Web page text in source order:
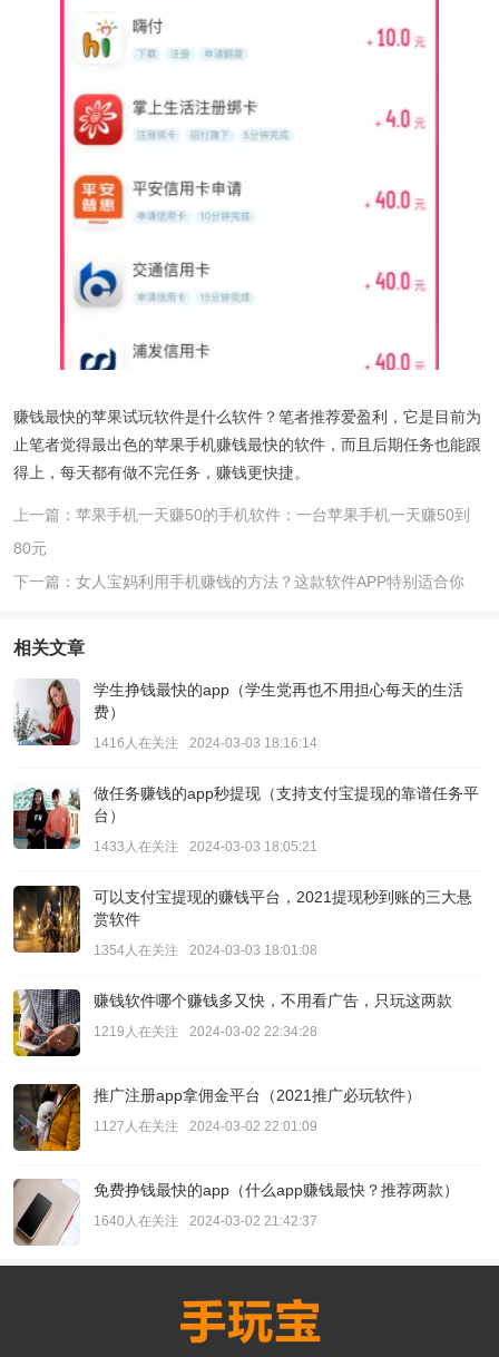
赚钱最快的苹果试玩软件是什么软件？笔者推荐爱盈利，它是目前为
止笔者觉得最出色的苹果手机赚钱最快的软件，而且后期任务也能跟
得上，每天都有做不完任务，赚钱更快捷。
上一篇：苹果手机一天赚50的手机软件：一台苹果手机一天赚50到
80元
下一篇：女人宝妈利用手机赚钱的方法？这款软件APP特别适合你
相关文章
学生挣钱最快的app（学生党再也不用担心每天的生活
费）
1416人在关注 2024-03-03 18:16:14
做任务赚钱的app秒提现（支持支付宝提现的靠谱任务平
台）
1433人在关注 2024-03-03 18:05:21
可以支付宝提现的赚钱平台，2021提现秒到账的三大悬
赏软件
1354人在关注 2024-03-03 18:01:08
赚钱软件哪个赚钱多又快，不用看广告，只玩这两款
1219人在关注 2024-03-02 22:34:28
推广注册app拿佣金平台（2021推广必玩软件）
1127人在关注 2024-03-02 22:01:09
免费挣钱最快的app（什么app赚钱最快？推荐两款）
1640人在关注 2024-03-02 21:42:37